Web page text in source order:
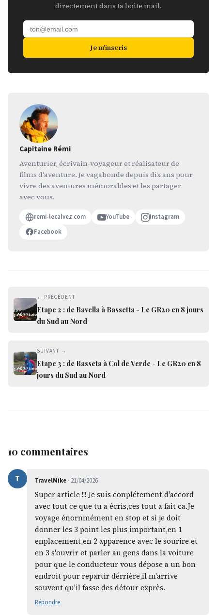
directement dans ta boîte mail.
Je m'inscris
Capitaine Rémi
Aventurier, écrivain-voyageur et réalisateur de
films d'aventure. Je vagabonde depuis dix ans pour
vivre des aventures mémorables et les partager
avec vous.
remi-lecalvez.com YouTube
Instagram
Facebook
← PRÉCÉDENT
Etape 2 : de Bavella à Bassetta - Le GR20 en 8 jours
du Sud au Nord
SUIVANT →
Etape 3 : de Basseta à Col de Verde - Le GR20 en 8
jours du Sud au Nord
10 commentaires
T TravelMike · 21/04/2026
Super article !!! Je suis conplétement d'accord
avec tout ce que tu a écris,ces tout a fait ca.Je
voyage énornmément en stop et si je doit
donner les 3 point les plus important,en 1
enplacement,en 2 apparence avec le sourire et
en 3 s'ouvrir et parler au gens dans la voiture
pour que le conducteur vous dépose a un bon
endroit pour repartir dérrière,il m'arrive
souvent qu'il fasse des détour exprès.
Répondre